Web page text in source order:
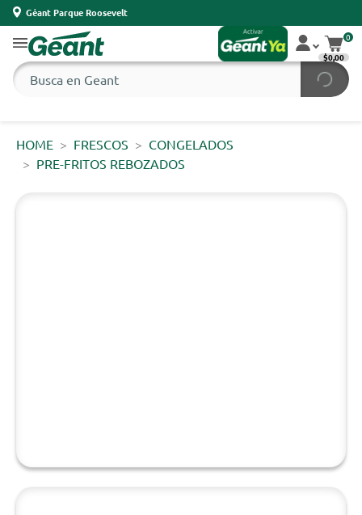
Géant Parque Roosevelt
0
$0,00
HOME FRESCOS
CONGELADOS
PRE-FRITOS REBOZADOS